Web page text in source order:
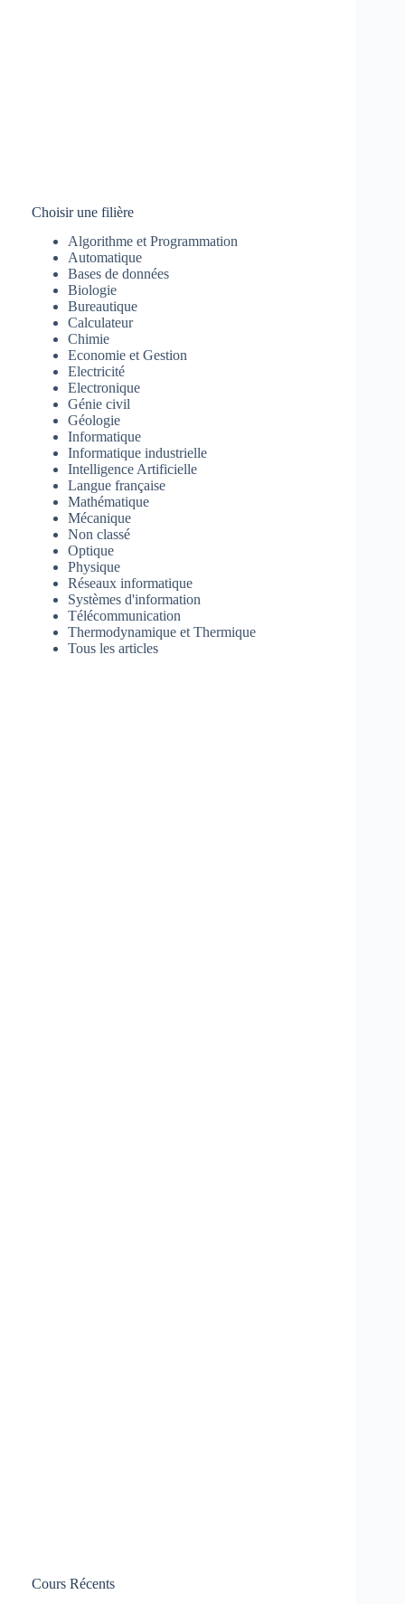
Choisir une filière
Algorithme et Programmation
Automatique
Bases de données
Biologie
Bureautique
Calculateur
Chimie
Economie et Gestion
Electricité
Electronique
Génie civil
Géologie
Informatique
Informatique industrielle
Intelligence Artificielle
Langue française
Mathématique
Mécanique
Non classé
Optique
Physique
Réseaux informatique
Systèmes d'information
Télécommunication
Thermodynamique et Thermique
Tous les articles
Cours Récents